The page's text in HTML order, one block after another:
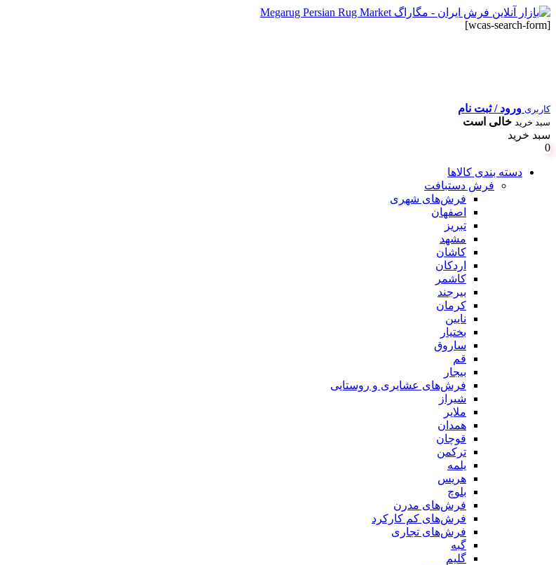
[wcas-search-form]
کاربری ورود / ثبت نام
سبد خرید خالی است
سبد خرید
0
دسته بندی کالاها
فرش دستبافت
فرش‌های شهری
اصفهان
تبریز
مشهد
کاشان
اردکان
کاشمر
بیرجند
کرمان
نایین
بختیار
ساروق
قم
بیجار
فرش‌های عشایری و روستایی
شیراز
ملایر
همدان
قوچان
ترکمن
یلمه
هریس
بلوچ
فرش‌های مدرن
فرش‌های کم کارکرد
فرش‌های تجاری
گبه
گلیم